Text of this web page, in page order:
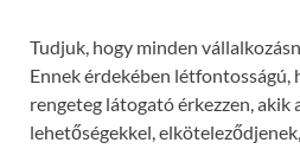
Tudjuk, hogy minden
Ennek érdekében létfontosságú,
rengeteg látogató érkezzen, akik
lehetőségekkel,